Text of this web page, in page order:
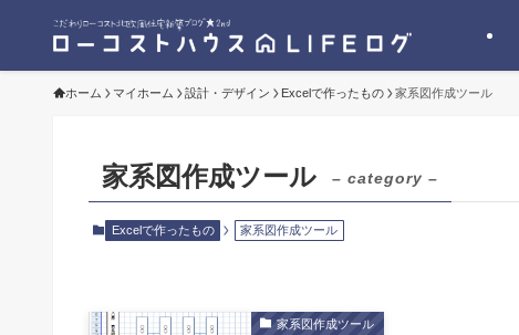
ホーム マイホーム 設計・デザイン Excelで作ったもの 家系図作成ツール
家系図作成ツール – category –
Excelで作ったもの 家系図作成ツール
家系図作成ツール